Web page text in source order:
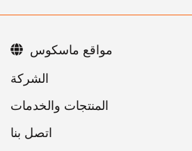
اتصل بنا
مواقع ماسكوس